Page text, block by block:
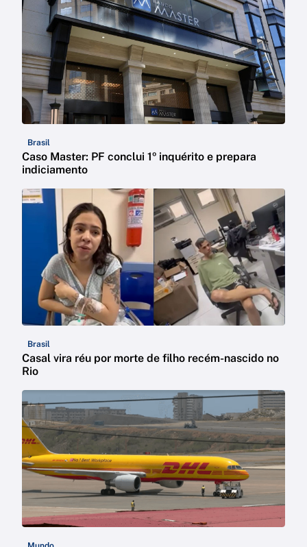
Brasil
Caso Master: PF conclui 1º inquérito e prepara
indiciamento
Brasil
Casal vira réu por morte de filho recém-nascido no
Rio